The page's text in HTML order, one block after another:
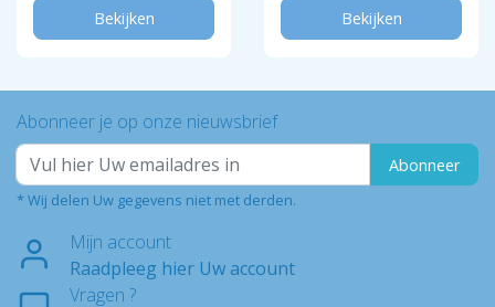
Bekijken Bekijken
Abonneer je op onze nieuwsbrief
Abonneer
* Wij delen Uw gegevens niet met derden.
Mijn account
Raadpleeg hier Uw account
Vragen ?